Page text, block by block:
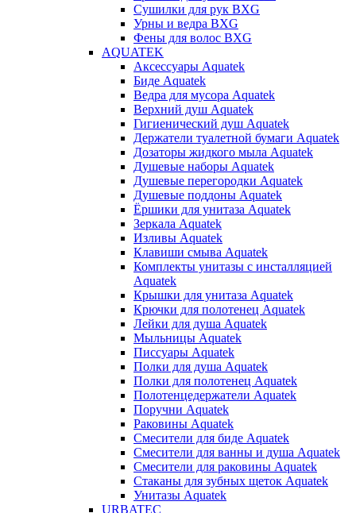
Сушилки для рук BXG
Урны и ведра BXG
Фены для волос BXG
AQUATEK
Аксессуары Aquatek
Биде Aquatek
Ведра для мусора Aquatek
Верхний душ Aquatek
Гигиенический душ Aquatek
Держатели туалетной бумаги Aquatek
Дозаторы жидкого мыла Aquatek
Душевые наборы Aquatek
Душевые перегородки Aquatek
Душевые поддоны Aquatek
Ёршики для унитаза Aquatek
Зеркала Aquatek
Изливы Aquatek
Клавиши смыва Aquatek
Комплекты унитазы с инсталляцией
Aquatek
Крышки для унитаза Aquatek
Крючки для полотенец Aquatek
Лейки для душа Aquatek
Мыльницы Aquatek
Писсуары Aquatek
Полки для душа Aquatek
Полки для полотенец Aquatek
Полотенцедержатели Aquatek
Поручни Aquatek
Раковины Aquatek
Смесители для биде Aquatek
Смесители для ванны и душа Aquatek
Смесители для раковины Aquatek
Стаканы для зубных щеток Aquatek
Унитазы Aquatek
URBATEC